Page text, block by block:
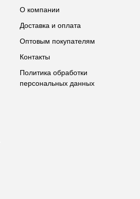
О компании
Доставка и оплата
Оптовым покупателям
Контакты
Политика обработки
персональных данных